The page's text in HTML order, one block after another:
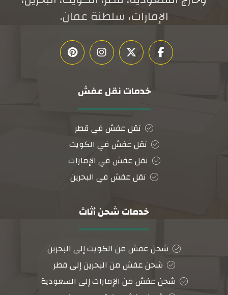
الإمارات، سلطنة عمان.
خدمات نقل عفش
نقل عفش في قطر
نقل عفش في الكويت
نقل عفش في الإمارات
نقل عفش في البحرين
خدمات شحن أثاث
شحن عفش من الكويت إلى البحرين
شحن عفش من البحرين إلى قطر
شحن عفش من الإمارات إلى السعودية